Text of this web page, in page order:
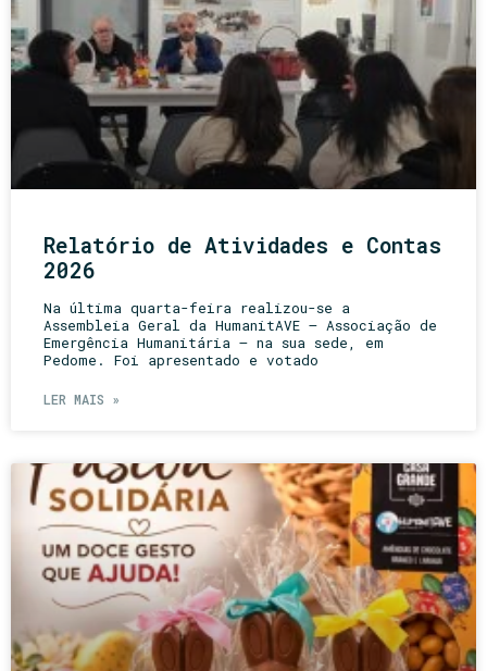
Relatório de Atividades e Contas
2026
Na última quarta-feira realizou-se a
Assembleia Geral da HumanitAVE – Associação de
Emergência Humanitária – na sua sede, em
Pedome. Foi apresentado e votado
LER MAIS »